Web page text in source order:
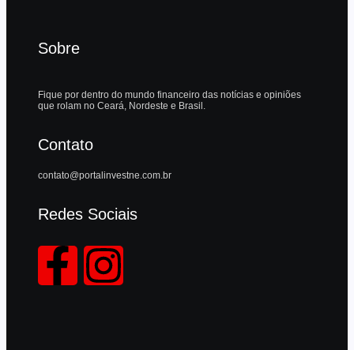
Sobre
Fique por dentro do mundo financeiro das notícias e opiniões
que rolam no Ceará, Nordeste e Brasil.
Contato
contato@portalinvestne.com.br
Redes Sociais